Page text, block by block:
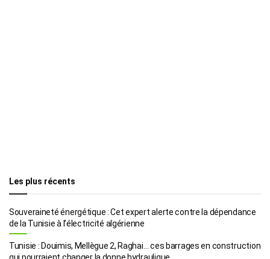
Les plus récents
Souveraineté énergétique : Cet expert alerte contre la dépendance
de la Tunisie à l’électricité algérienne
Tunisie : Douimis, Mellègue 2, Raghai… ces barrages en construction
qui pourraient changer la donne hydraulique